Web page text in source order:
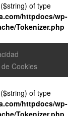
of type
httpdocs/wp-
Tokenizer.php
Cookies
of type
httpdocs/wp-